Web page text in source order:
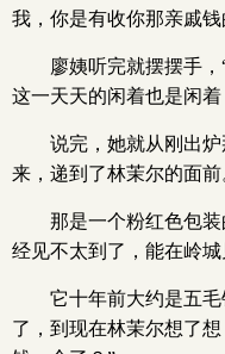
我，你是有收你那亲戚钱
廖姨听完就摆摆手
这一天天的闲着也是闲
说完，她就从刚出
来，递到了林茉尔的面前
那是一个粉红色包
经见不太到了，能在岭城
它十年前大约是五
了，到现在林茉尔想了